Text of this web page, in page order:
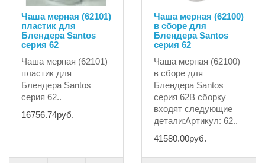
Чаша мерная (62101)
пластик для
Блендера Santos
серия 62
Чаша мерная (62101)
пластик для
Блендера Santos
серия 62..
16756.74руб.
Чаша мерная (62100)
в сборе для
Блендера Santos
серия 62
Чаша мерная (62100)
в сборе для
Блендера Santos
серия 62В сборку
входят следующие
детали:Артикул: 62..
41580.00руб.